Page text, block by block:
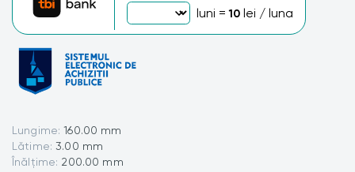
luni =10 lei / luna
Lungime: 160.00 mm
Lătime: 3.00 mm
Înălțime: 200.00 mm